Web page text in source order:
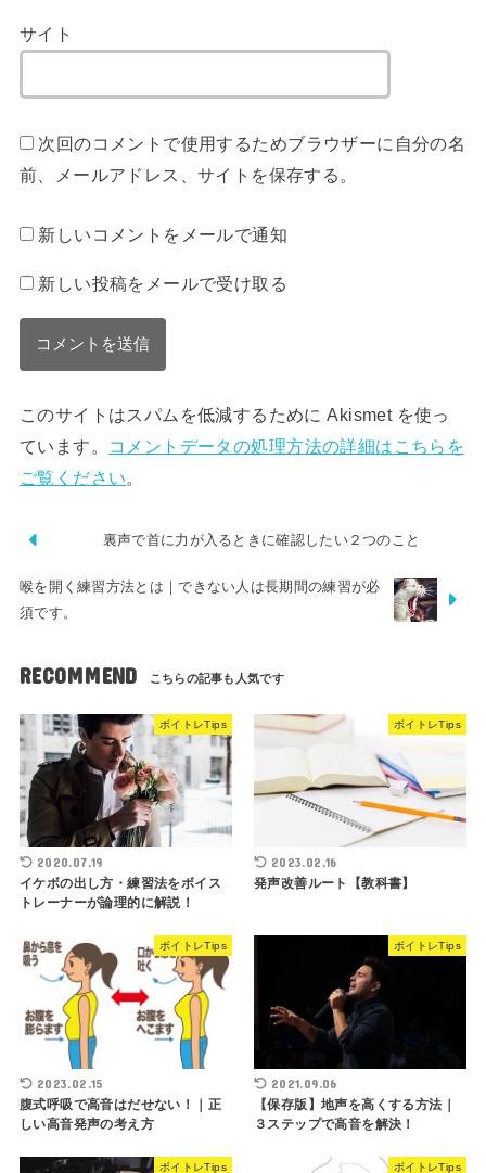
サイト
次回のコメントで使用するためブラウザーに自分の名
前、メールアドレス、サイトを保存する。
新しいコメントをメールで通知
新しい投稿をメールで受け取る
このサイトはスパムを低減するために Akismet を使っ
ています。
コメントデータの処理方法の詳細はこちらを
ご覧ください。
裏声で首に力が入るときに確認したい２つのこと
喉を開く練習方法とは｜できない人は長期間の練習が必
須です。
RECOMMEND
ボイトレTips
2020.07.19
イケボの出し方・練習法をボイス
トレーナーが論理的に解説！
ボイトレTips
2023.02.16
発声改善ルート【教科書】
ボイトレTips
2023.02.15
腹式呼吸で高音はだせない！｜正
しい高音発声の考え方
ボイトレTips
2021.09.06
【保存版】地声を高くする方法｜
３ステップで高音を解決！
ボイトレTips ボイトレTips